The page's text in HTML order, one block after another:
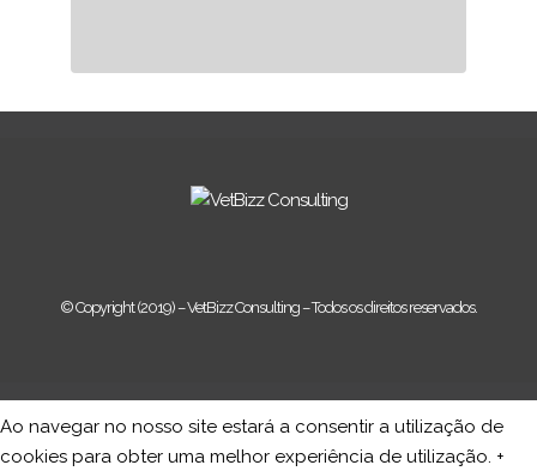
© Copyright (2019) – VetBizz Consulting – Todos os direitos reservados.
Ao navegar no nosso site estará a consentir a utilização de
cookies para obter uma melhor experiência de utilização. +